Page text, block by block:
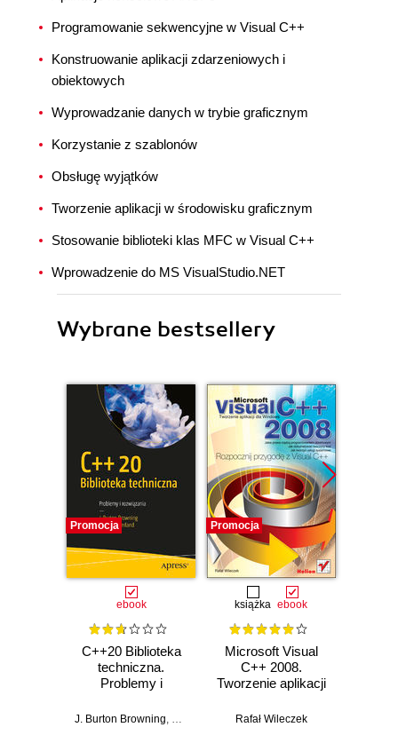
Programowanie sekwencyjne w Visual C++
Konstruowanie aplikacji zdarzeniowych i
obiektowych
Wyprowadzanie danych w trybie graficznym
Korzystanie z szablonów
Obsługę wyjątków
Tworzenie aplikacji w środowisku graficznym
Stosowanie biblioteki klas MFC w Visual C++
Wprowadzenie do MS VisualStudio.NET
Wybrane bestsellery
Promocja
ebook
C++20 Biblioteka
techniczna.
Problemy i
J. Burton Browning, Bruce Sutherland
Promocja
książka ebook
Microsoft Visual
C++ 2008.
Tworzenie aplikacji
Rafał Wileczek